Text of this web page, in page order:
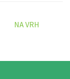
NA VRH